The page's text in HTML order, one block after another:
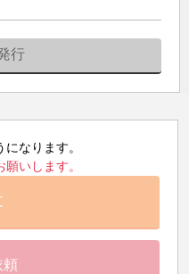
行
なります。
いします。
頼